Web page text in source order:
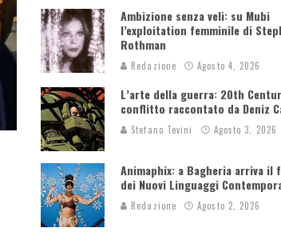
Ambizione senza veli: su Mubi
l’exploitation femminile di
Rothman
Redazione Agosto 4, 2026
L’arte della guerra: 20th
conflitto raccontato da Deniz
Stefano Tevini Agosto 3, 2026
Animaphix: a Bagheria arriva il
dei Nuovi Linguaggi
Redazione Agosto 2, 2026